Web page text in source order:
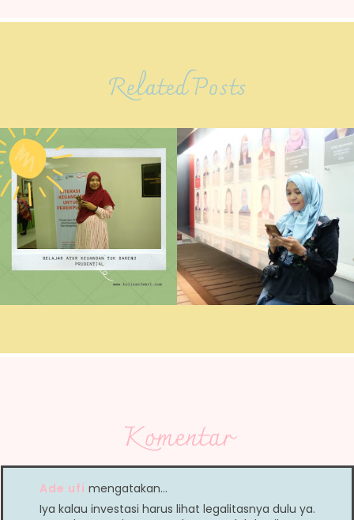
Related Posts
Komentar
Ade ufi mengatakan…
Iya kalau investasi harus lihat legalitasnya dulu ya.